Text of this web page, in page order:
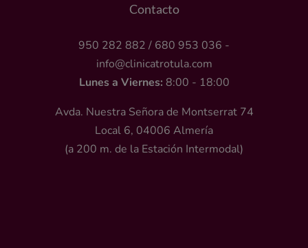
Contacto
950 282 882 / 680 953 036 -
info@clinicatrotula.com
Lunes a Viernes: 8:00 - 18:00
Avda. Nuestra Señora de Montserrat 74
Local 6, 04006 Almería
(a 200 m. de la Estación Intermodal)